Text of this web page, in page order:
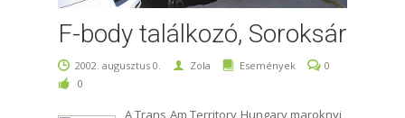
F-body találkozó, Soroksár
2002. augusztus 0. Zola Események
0
0
A Trans Am Territory Hungary maroknyi